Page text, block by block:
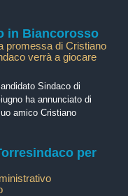
in Biancorosso
promessa di Cristiano
verrà a giocare
Sindaco di
ha annunciato di
amico Cristiano
per